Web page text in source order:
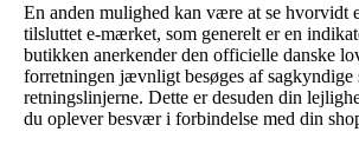
En anden mulighed kan være at se hvorvidt
tilsluttet e-mærket, som generelt er en
butikken anerkender den officielle danske
forretningen jævnligt besøges af sagkyndige
retningslinjerne. Dette er desuden din
du oplever besvær i forbindelse med din